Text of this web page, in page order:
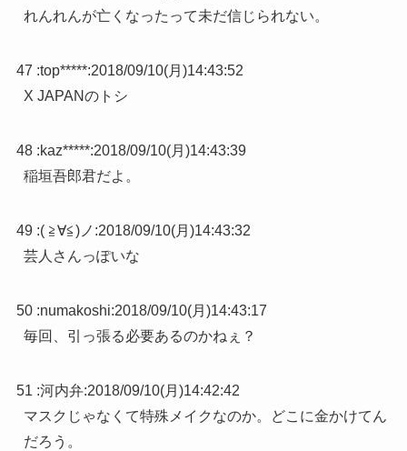
れんれんが亡くなったって未だ信じられない。
47 :top*****:2018/09/10(月)14:43:52
X JAPANのトシ
48 :kaz*****:2018/09/10(月)14:43:39
稲垣吾郎君だよ。
49 :( ≧∀≦)ノ :2018/09/10(月)14:43:32
芸人さんっぽいな
50 :numakoshi:2018/09/10(月)14:43:17
毎回、引っ張る必要あるのかねぇ？
51 :河内弁:2018/09/10(月)14:42:42
マスクじゃなくて特殊メイクなのか。どこに金かけてん
だろう。